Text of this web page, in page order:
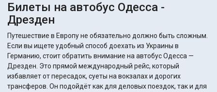
Билеты на автобус Одесса -
Дрезден
Путешествие в Европу не обязательно должно быть сложным.
Если вы ищете удобный способ доехать из Украины в
Германию, стоит обратить внимание на автобус Одесса —
Дрезден. Это прямой международный рейс, который
избавляет от пересадок, суеты на вокзалах и дорогих
трансферов. Он подойдёт как для деловых поездок, так и для